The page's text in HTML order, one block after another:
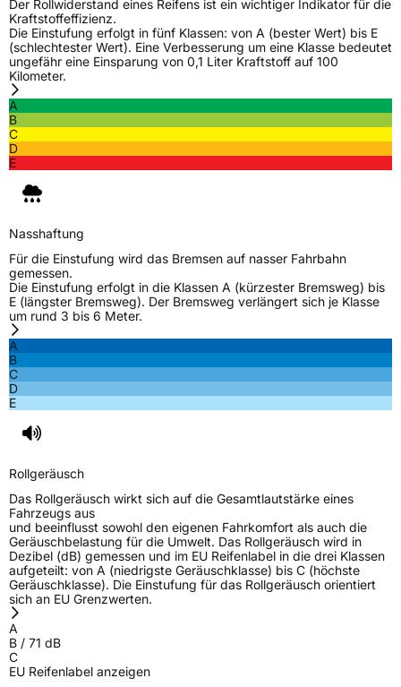
FahrzeugartPKW & SUV
Weitere Eigenschaften
SchlauchtypTL
ZustandNeureifen
Verstärkt
EU Label
EffizienzD
Nasshaftung
3PMSF / Schneeflockensymbol / Alpine-Symbol Nein
EisgripNein
EPREL ID454016
Allgemeine Produktsicherheit (GPSR)
Der Rollwiderstand eines Reifens ist ein wichtiger Indikator für die
Kraftstoffeffizienz.
Die Einstufung erfolgt in fünf Klassen: von A (bester Wert) bis E
(schlechtester Wert). Eine Verbesserung um eine Klasse bedeutet
ungefähr eine Einsparung von 0,1 Liter Kraftstoff auf 100
Kilometer.
A
B
C
D
E
Nasshaftung
Für die Einstufung wird das Bremsen auf nasser Fahrbahn
gemessen.
Die Einstufung erfolgt in die Klassen A (kürzester Bremsweg) bis
E (längster Bremsweg). Der Bremsweg verlängert sich je Klasse
um rund 3 bis 6 Meter.
A
B
C
D
E
Rollgeräusch
Das Rollgeräusch wirkt sich auf die Gesamtlautstärke eines
Fahrzeugs aus
und beeinflusst sowohl den eigenen Fahrkomfort als auch die
Geräuschbelastung für die Umwelt. Das Rollgeräusch wird in
Dezibel (dB) gemessen und im EU Reifenlabel in die drei Klassen
aufgeteilt: von A (niedrigste Geräuschklasse) bis C (höchste
Geräuschklasse). Die Einstufung für das Rollgeräusch orientiert
sich an EU Grenzwerten.
A
B / 71 dB
C
EU Reifenlabel anzeigen